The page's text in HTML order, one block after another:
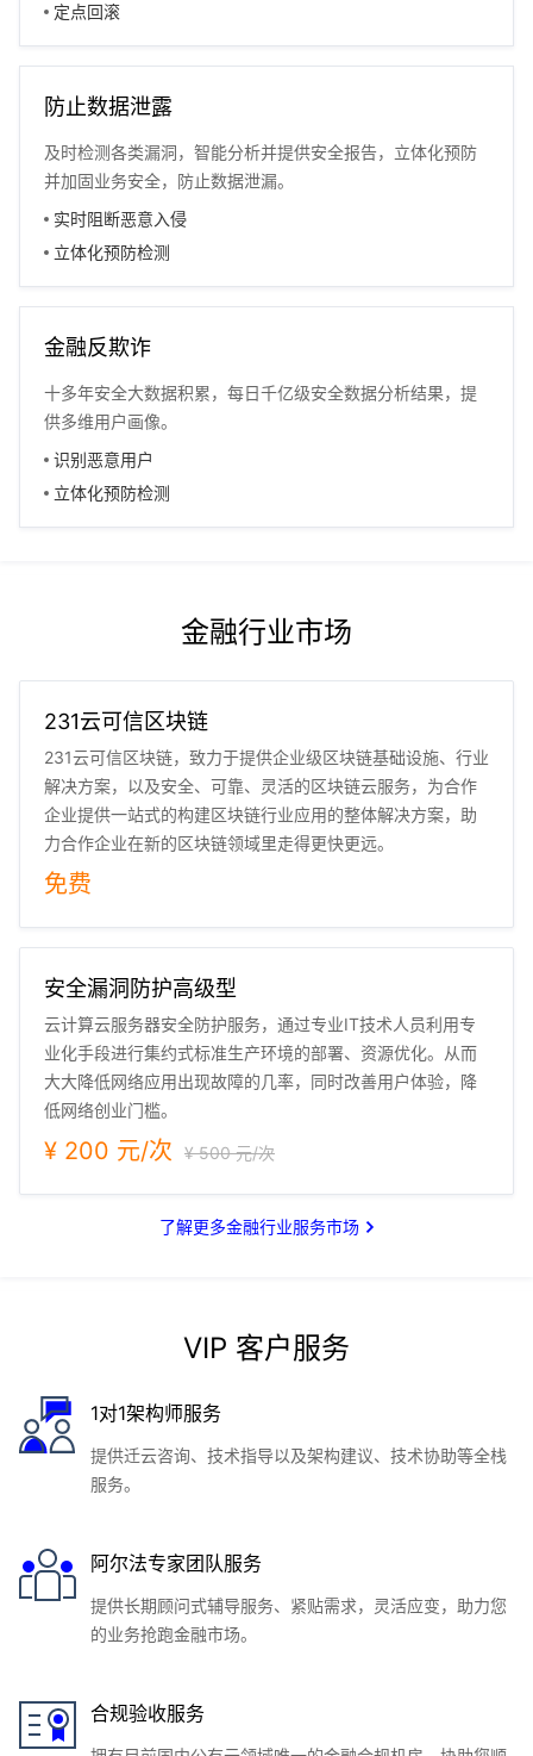
定点回滚
防止数据泄露
及时检测各类漏洞，智能分析并提供安全报告，立体化预防
并加固业务安全，防止数据泄漏。
实时阻断恶意入侵
立体化预防检测
金融反欺诈
十多年安全大数据积累，每日千亿级安全数据分析结果，提
供多维用户画像。
识别恶意用户
立体化预防检测
金融行业市场
231云可信区块链
231云可信区块链，致力于提供企业级区块链基础设施、行业
解决方案，以及安全、可靠、灵活的区块链云服务，为合作
企业提供一站式的构建区块链行业应用的整体解决方案，助
力合作企业在新的区块链领域里走得更快更远。
免费
安全漏洞防护高级型
云计算云服务器安全防护服务，通过专业IT技术人员利用专
业化手段进行集约式标准生产环境的部署、资源优化。从而
大大降低网络应用出现故障的几率，同时改善用户体验，降
低网络创业门槛。
¥ 200 元/次 ¥ 500 元/次
了解更多金融行业服务市场
VIP 客户服务
1对1架构师服务
提供迁云咨询、技术指导以及架构建议、技术协助等全栈
服务。
阿尔法专家团队服务
提供长期顾问式辅导服务、紧贴需求，灵活应变，助力您
的业务抢跑金融市场。
合规验收服务